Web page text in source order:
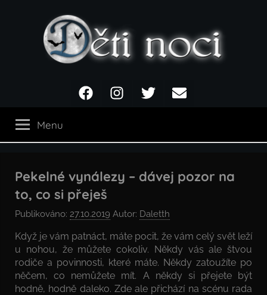
noci
FacebookInstagramTwitter Email
Menu
Pekelné vynálezy – dávej pozor na
to, co si přeješ
Publikováno: 27.10.2019 Autor: Daletth
Když je vám patnáct, máte pocit, že vám celý svět leží
u nohou, že můžete cokoliv. Někdy vás ale štvou
rodiče a povinnosti, které máte. Někdy zatoužíte po
něčem, co nemůžete mít. A někdy si přejete být
hodně, hodně daleko. Zde ale přichází na scénu rada